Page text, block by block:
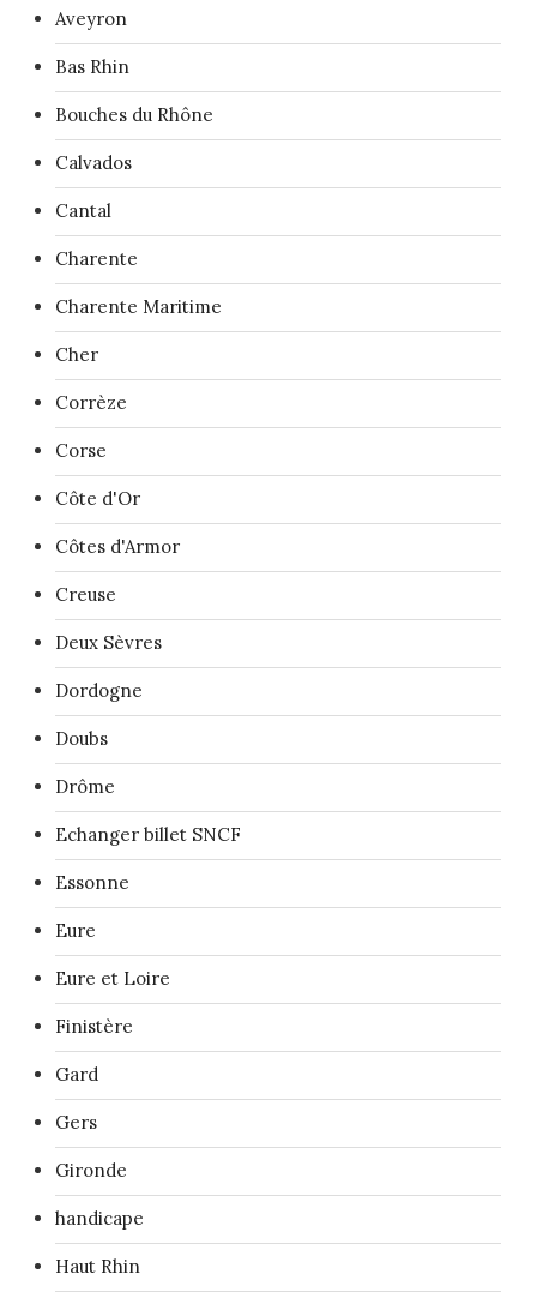
Aveyron
Bas Rhin
Bouches du Rhône
Calvados
Cantal
Charente
Charente Maritime
Cher
Corrèze
Corse
Côte d'Or
Côtes d'Armor
Creuse
Deux Sèvres
Dordogne
Doubs
Drôme
Echanger billet SNCF
Essonne
Eure
Eure et Loire
Finistère
Gard
Gers
Gironde
handicape
Haut Rhin